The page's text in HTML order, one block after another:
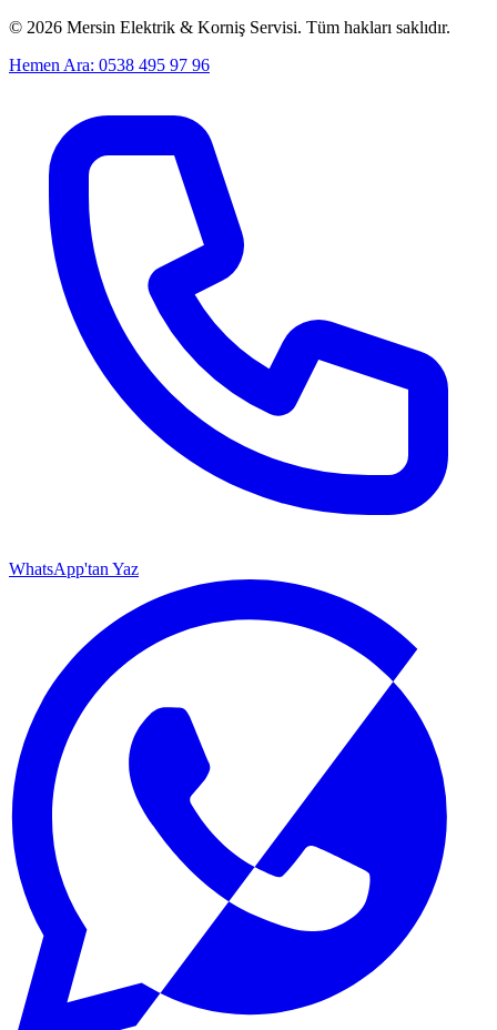
© 2026 Mersin Elektrik & Korniş Servisi. Tüm hakları saklıdır.
Hemen Ara: 0538 495 97 96
WhatsApp'tan Yaz